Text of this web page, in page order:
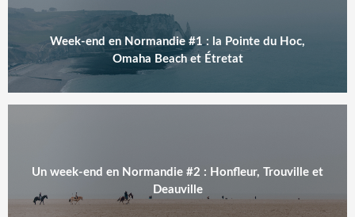
Week-end en Normandie #1 : la Pointe du Hoc,
Omaha Beach et Étretat
Un week-end en Normandie #2 : Honfleur, Trouville et
Deauville